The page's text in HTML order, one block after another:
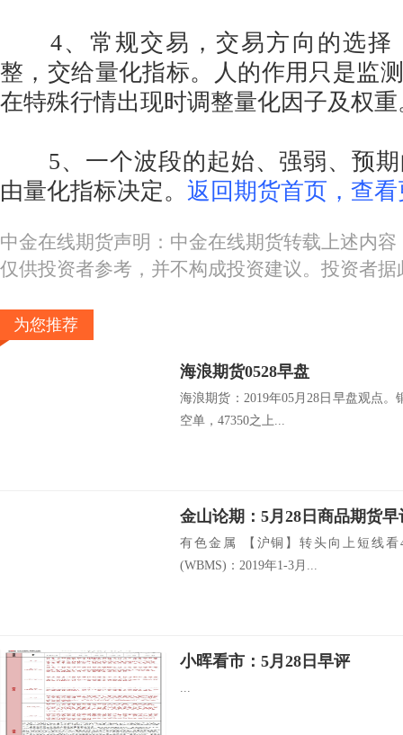
4、常规交易，交易方向的选择
整，交给量化指标。人的作用只是监
在特殊行情出现时调整量化因子及权重
5、一个波段的起始、强弱、预期
由量化指标决定。 返回期货首页，查
中金在线期货声明：中金在线期货转载上述内
仅供投资者参考，并不构成投资建议。投资者
为您推荐
海浪期货0528早盘
海浪期货：2019年05月28日早盘观点。
空单，47350之上...
金山论期：5月28日商品期货早
有色金属 【沪铜】转头向上短线看
(WBMS)：2019年1-3月...
小晖看市：5月28日早评
...